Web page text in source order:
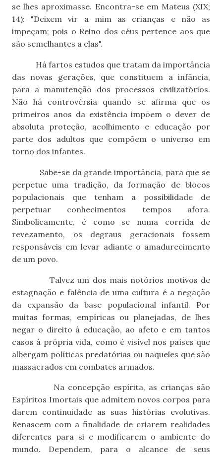
se lhes aproximasse. Encontra-se em Mateus (XIX;
14): "Deixem vir a mim as crianças e não as
impeçam; pois o Reino dos céus pertence aos que
são semelhantes a elas".
Há fartos estudos que tratam da importância
das novas gerações, que constituem a infância,
para a manutenção dos processos civilizatórios.
Não há controvérsia quando se afirma que os
primeiros anos da existência impõem o dever de
absoluta proteção, acolhimento e educação por
parte dos adultos que compõem o universo em
torno dos infantes.
Sabe-se da grande importância, para que se
perpetue uma tradição, da formação de blocos
populacionais que tenham a possibilidade de
perpetuar conhecimentos tempos afora.
Simbolicamente, é como se numa corrida de
revezamento, os degraus geracionais fossem
responsáveis em levar adiante o amadurecimento
de um povo.
Talvez um dos mais notórios motivos de
estagnação e falência de uma cultura é a negação
da expansão da base populacional infantil. Por
muitas formas, empíricas ou planejadas, de lhes
negar o direito à educação, ao afeto e em tantos
casos à própria vida, como é visível nos países que
albergam políticas predatórias ou naqueles que são
massacrados em combates armados.
Na concepção espírita, as crianças são
Espíritos Imortais que admitem novos corpos para
darem continuidade as suas histórias evolutivas.
Renascem com a finalidade de criarem realidades
diferentes para si e modificarem o ambiente do
mundo. Dependem, para o alcance de seus